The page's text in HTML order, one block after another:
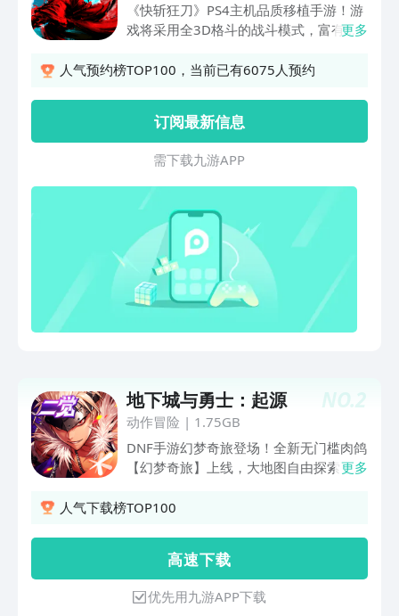
《快斩狂刀》PS4主机品质移植手游！游
戏将采用全3D格斗的战斗模式，富有极
关卡、玩家对战等玩法，辅以多线的成长
对抗。
更多
人气预约榜TOP100，当前已有6075人预约
订阅最新信息
需 下 载 九 游 A P P
NO.2
地下城与勇士：起源
动作冒险 | 1.75GB
DNF手游幻梦奇旅登场！全新无门槛肉鸽
【幻梦奇旅】上线，大地图自由探索，随
件！【超越地下城】全新噩梦难度登场，
主！回归/注册海量资源助力成长，快速
提升抗魔，接轨大部队！
更多
人气下载榜TOP100
高 速 下 载
优先用九游APP下载